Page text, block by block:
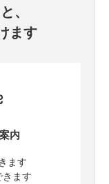
、
ます
内
ます
きます